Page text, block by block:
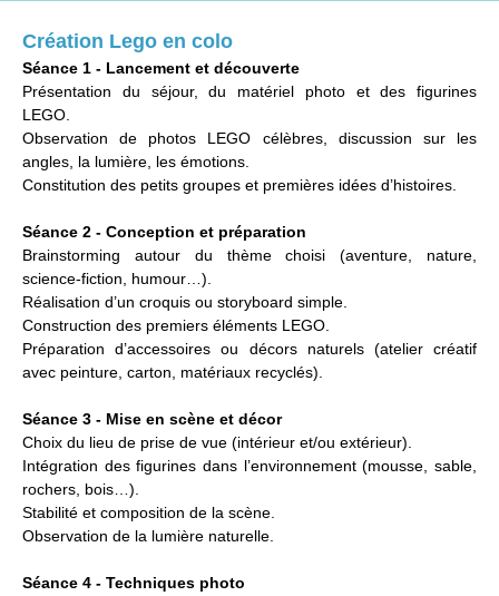
Création Lego en colo
Séance 1 - Lancement et découverte
Présentation du séjour, du matériel photo et des figurines
LEGO.
Observation de photos LEGO célèbres, discussion sur les
angles, la lumière, les émotions.
Constitution des petits groupes et premières idées d’histoires.
Séance 2 - Conception et préparation
Brainstorming autour du thème choisi (aventure, nature,
science-fiction, humour…).
Réalisation d’un croquis ou storyboard simple.
Construction des premiers éléments LEGO.
Préparation d’accessoires ou décors naturels (atelier créatif
avec peinture, carton, matériaux recyclés).
Séance 3 - Mise en scène et décor
Choix du lieu de prise de vue (intérieur et/ou extérieur).
Intégration des figurines dans l’environnement (mousse, sable,
rochers, bois…).
Stabilité et composition de la scène.
Observation de la lumière naturelle.
Séance 4 - Techniques photo